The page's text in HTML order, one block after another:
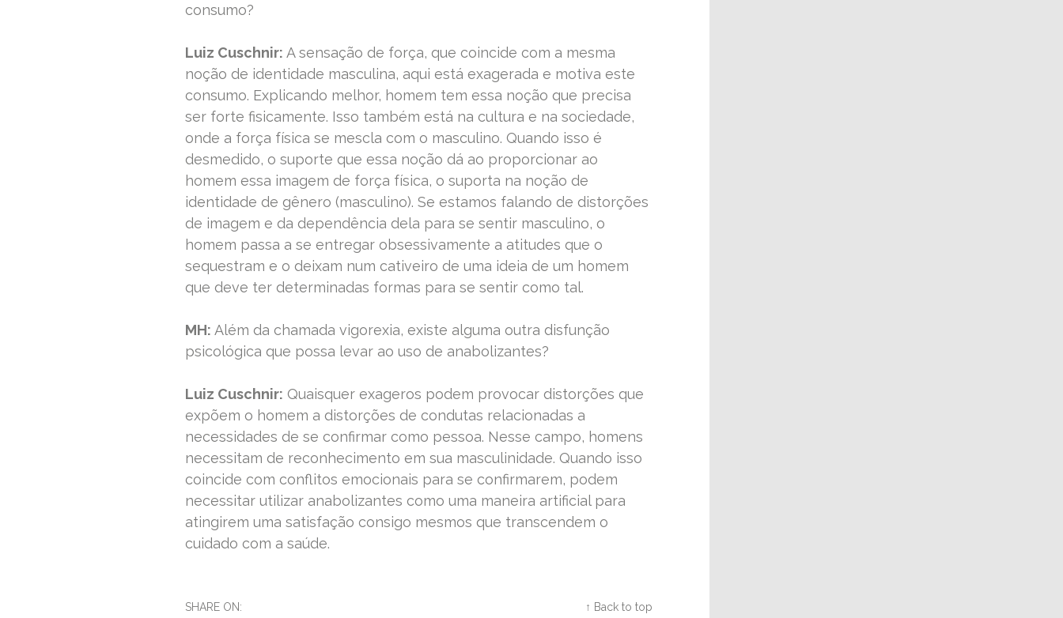
consumo?
Luiz Cuschnir: A sensação de força, que coincide com a mesma
noção de identidade masculina, aqui está exagerada e motiva este
consumo. Explicando melhor, homem tem essa noção que precisa
ser forte fisicamente. Isso também está na cultura e na sociedade,
onde a força física se mescla com o masculino. Quando isso é
desmedido, o suporte que essa noção dá ao proporcionar ao
homem essa imagem de força física, o suporta na noção de
identidade de gênero (masculino). Se estamos falando de distorções
de imagem e da dependência dela para se sentir masculino, o
homem passa a se entregar obsessivamente a atitudes que o
sequestram e o deixam num cativeiro de uma ideia de um homem
que deve ter determinadas formas para se sentir como tal.
MH: Além da chamada vigorexia, existe alguma outra disfunção
psicológica que possa levar ao uso de anabolizantes?
Luiz Cuschnir: Quaisquer exageros podem provocar distorções que
expõem o homem a distorções de condutas relacionadas a
necessidades de se confirmar como pessoa. Nesse campo, homens
necessitam de reconhecimento em sua masculinidade. Quando isso
coincide com conflitos emocionais para se confirmarem, podem
necessitar utilizar anabolizantes como uma maneira artificial para
atingirem uma satisfação consigo mesmos que transcendem o
cuidado com a saúde.
SHARE ON: ↑ Back to top